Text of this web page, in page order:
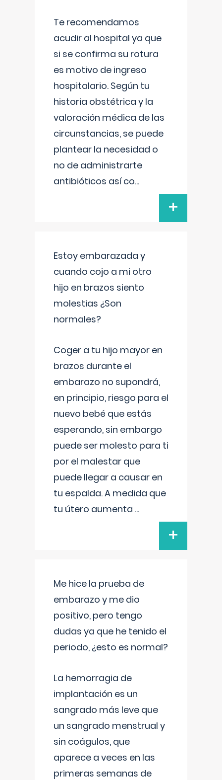
Te recomendamos
acudir al hospital ya que
si se confirma su rotura
es motivo de ingreso
hospitalario. Según tu
historia obstétrica y la
valoración médica de las
circunstancias, se puede
plantear la necesidad o
no de administrarte
antibióticos así co...
+
Estoy embarazada y
cuando cojo a mi otro
hijo en brazos siento
molestias ¿Son
normales?
Coger a tu hijo mayor en
brazos durante el
embarazo no supondrá,
en principio, riesgo para el
nuevo bebé que estás
esperando, sin embargo
puede ser molesto para ti
por el malestar que
puede llegar a causar en
tu espalda. A medida que
tu útero aumenta ...
+
Me hice la prueba de
embarazo y me dio
positivo, pero tengo
dudas ya que he tenido el
periodo, ¿esto es normal?
La hemorragia de
implantación es un
sangrado más leve que
un sangrado menstrual y
sin coágulos, que
aparece a veces en las
primeras semanas de